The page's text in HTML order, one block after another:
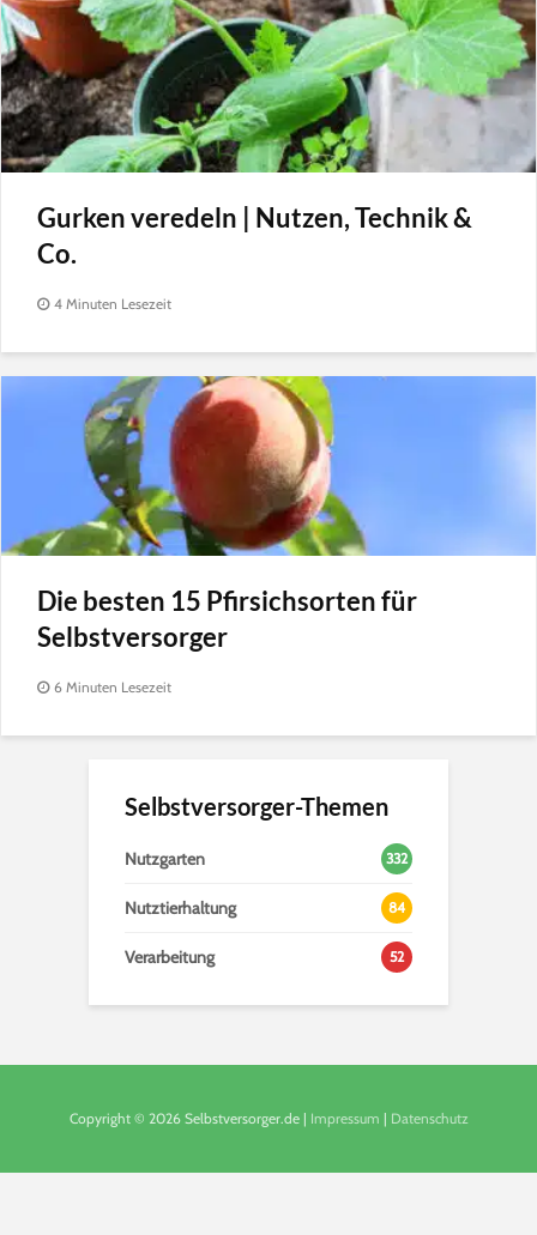
Gurken veredeln | Nutzen, Technik &
Co.
4 Minuten Lesezeit
Die besten 15 Pfirsichsorten für
Selbstversorger
6 Minuten Lesezeit
Selbstversorger-Themen
Nutzgarten 332
Nutztierhaltung 84
Verarbeitung 52
Copyright © 2026 Selbstversorger.de | Impressum | Datenschutz